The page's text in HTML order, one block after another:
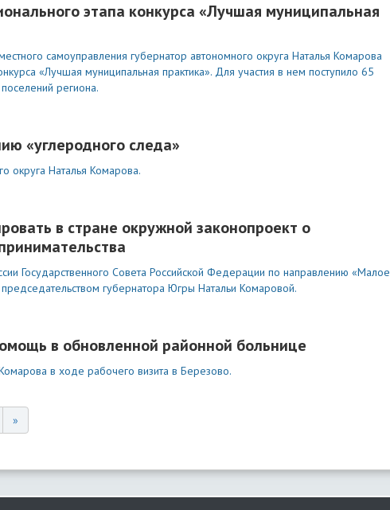
этапа конкурса «Лучшая муниципальная
самоуправления губернатор автономного округа Наталья Комарова
«Лучшая муниципальная практика». Для участия в нем поступило 65
региона.
«углеродного следа»
округа Наталья Комарова.
в стране окружной законопроект о
Государственного Совета Российской Федерации по направлению «Малое
губернатора Югры Натальи Комаровой.
в обновленной районной больнице
в ходе рабочего визита в Березово.
»